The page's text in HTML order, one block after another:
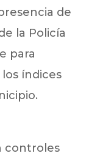
de
la Policía
para
índices
controles